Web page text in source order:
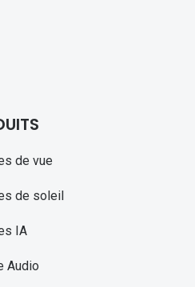
de vue
de soleil
IA
Audio